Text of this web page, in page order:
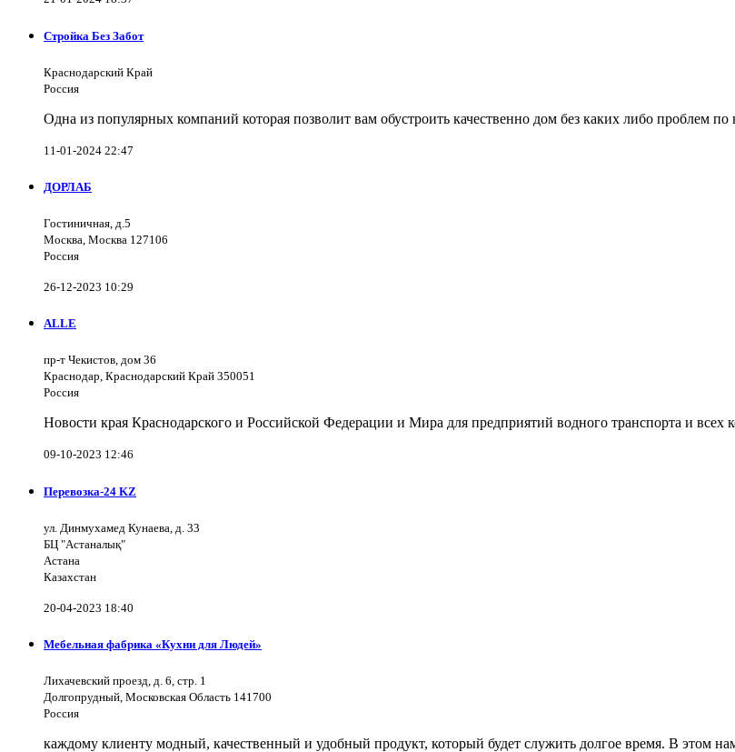
Стройка Без Забот
Краснодарский Край
Россия
Одна из популярных компаний которая позволит вам обустроить качественно дом без каких либо проблем
11-01-2024 22:47
ДОРЛАБ
Гостиничная, д.5
Москва, Москва 127106
Россия
26-12-2023 10:29
ALLE
пр-т Чекистов, дом 36
Краснодар, Краснодарский Край 350051
Россия
Новости края Краснодарского и Российской Федерации и Мира для предприятий водного транспорта и всех
09-10-2023 12:46
Перевозка-24 KZ
ул. Динмухамед Кунаева, д. 33
БЦ "Астаналық"
Астана
Казахстан
20-04-2023 18:40
Мебельная фабрика «Кухни для Людей»
Лихачевский проезд, д. 6, стр. 1
Долгопрудный, Московская Область 141700
Россия
каждому клиенту модный, качественный и удобный продукт, который будет служить долгое время. В этом